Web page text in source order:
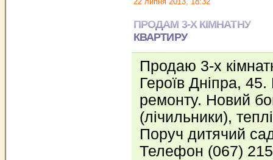
ПРОДАМ 3-Х КІМНАТНУ
КВАРТИРУ
Продаю 3-х
Героїв Дніпра,
ремонту. Новий
(лічильники),
Поруч дитячий
Телефон (067)